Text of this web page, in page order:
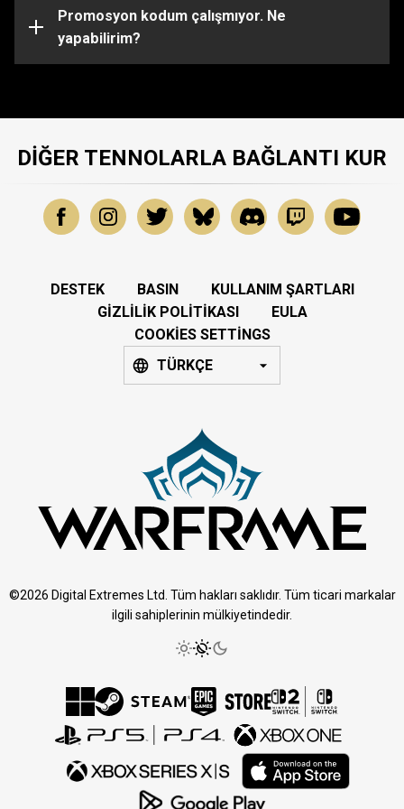
Promosyon kodum çalışmıyor. Ne
yapabilirim?
olabilir. Belirli konularda daha fazla yardım için lütfen
Destek Ekibiile iletişime geçin.
DIĞER TENNOLARLA BAĞLANTI KUR
DESTEK BASIN
KULLANIM ŞARTLARI
GIZLILIK POLITIKASI
EULA
COOKIES SETTINGS
TÜRKÇE
©2026 Digital Extremes Ltd. Tüm hakları saklıdır. Tüm ticari markalar
ilgili sahiplerinin mülkiyetindedir.